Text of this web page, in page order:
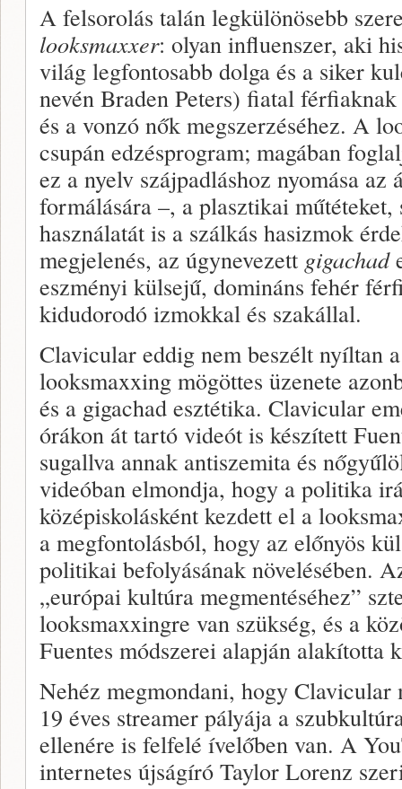
A felsorolás talán legkülönösebb
looksmaxxer: olyan influenszer, aki
világ legfontosabb dolga és a siker
nevén Braden Peters) fiatal
és a vonzó nők megszerzéséhez. A
csupán edzésprogram; magában
ez a nyelv szájpadláshoz nyomása
formálására –, a plasztikai műtéteket,
használatát is a szálkás hasizmok
megjelenés, az úgynevezett gigachad
eszményi külsejű, domináns fehér
kidudorodó izmokkal és szakállal.
Clavicular eddig nem beszélt nyíltan
looksmaxxing mögöttes üzenete
és a gigachad esztétika. Clavicular
órákon át tartó videót is készített
sugallva annak antiszemita és
videóban elmondja, hogy a politika
középiskolásként kezdett el a
a megfontolásból, hogy az előnyös
politikai befolyásának növelésében.
„európai kultúra megmentéséhez”
looksmaxxingre van szükség, és a
Fuentes módszerei alapján alakította
Nehéz megmondani, hogy Clavicular
19 éves streamer pályája a
ellenére is felfelé ívelőben van. A
internetes újságíró Taylor Lorenz